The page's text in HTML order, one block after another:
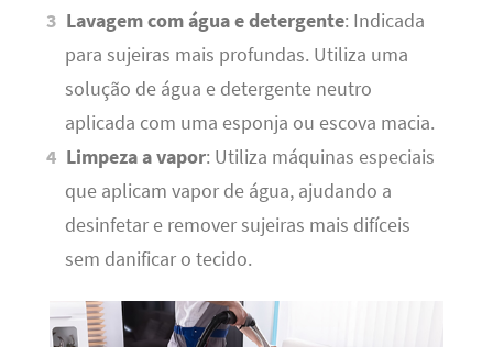
Lavagem com água e detergente: Indicada
para sujeiras mais profundas. Utiliza uma
solução de água e detergente neutro
aplicada com uma esponja ou escova macia.
Limpeza a vapor: Utiliza máquinas especiais
que aplicam vapor de água, ajudando a
desinfetar e remover sujeiras mais difíceis
sem danificar o tecido.